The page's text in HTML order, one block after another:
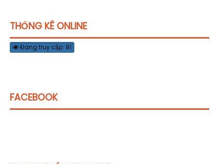
THỐNG KÊ ONLINE
Đang truy cập: 91
FACEBOOK